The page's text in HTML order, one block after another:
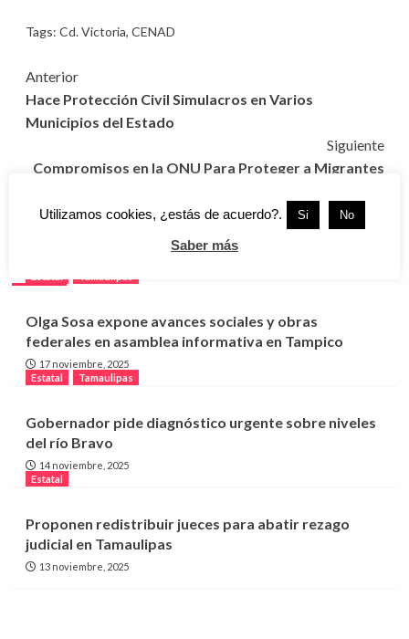
Tags: Cd. Victoria, CENAD
Navegación
de
entradas
Anterior
Hace Protección Civil Simulacros en Varios
Municipios del Estado
Siguiente
Compromisos en la ONU Para Proteger a Migrantes
Olga Sosa expone avances sociales y obras
federales en asamblea informativa en Tampico
17 noviembre, 2025
Estatal
Tamaulipas
Gobernador pide diagnóstico urgente sobre niveles
del río Bravo
14 noviembre, 2025
Estatal
Proponen redistribuir jueces para abatir rezago
judicial en Tamaulipas
13 noviembre, 2025
Utilizamos cookies, ¿estás de acuerdo?. Si No
Saber más